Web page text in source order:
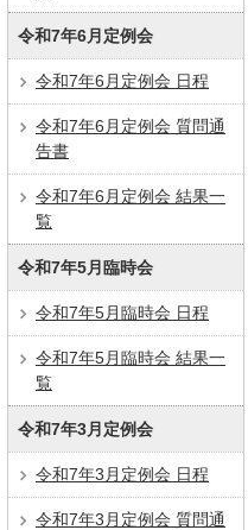
令和7年6月定例会
令和7年6月定例会 日程
令和7年6月定例会 質問通
告書
令和7年6月定例会 結果一
覧
令和7年5月臨時会
令和7年5月臨時会 日程
令和7年5月臨時会 結果一
覧
令和7年3月定例会
令和7年3月定例会 日程
令和7年3月定例会 質問通